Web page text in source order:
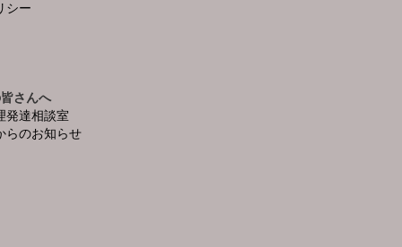
シー
さんへ
発達相談室
らのお知らせ